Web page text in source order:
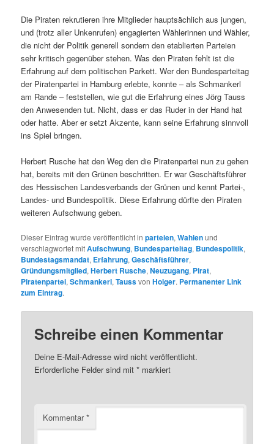
Die Piraten rekrutieren ihre Mitglieder hauptsächlich aus jungen,
und (trotz aller Unkenrufen) engagierten Wählerinnen und Wähler,
die nicht der Politik generell sondern den etablierten Parteien
sehr kritisch gegenüber stehen. Was den Piraten fehlt ist die
Erfahrung auf dem politischen Parkett. Wer den Bundesparteitag
der Piratenpartei in Hamburg erlebte, konnte – als Schmankerl
am Rande – feststellen, wie gut die Erfahrung eines Jörg Tauss
den Anwesenden tut. Nicht, dass er das Ruder in der Hand hat
oder hatte. Aber er setzt Akzente, kann seine Erfahrung sinnvoll
ins Spiel bringen.
Herbert Rusche hat den Weg den die Piratenpartei nun zu gehen
hat, bereits mit den Grünen beschritten. Er war Geschäftsführer
des Hessischen Landesverbands der Grünen und kennt Partei-,
Landes- und Bundespolitik. Diese Erfahrung dürfte den Piraten
weiteren Aufschwung geben.
Dieser Eintrag wurde veröffentlicht inparteien,Wahlenund
verschlagwortet mitAufschwung, Bundesparteitag, Bundespolitik,
Bundestagsmandat, Erfahrung,Geschäftsführer,
Gründungsmitglied,Herbert Rusche,Neuzugang, Pirat,
Piratenpartei,Schmankerl,TaussvonHolger. Permanenter Link
zum Eintrag.
Schreibe einen Kommentar
Deine E-Mail-Adresse wird nicht veröffentlicht.
Erforderliche Felder sind mit* markiert
Kommentar*